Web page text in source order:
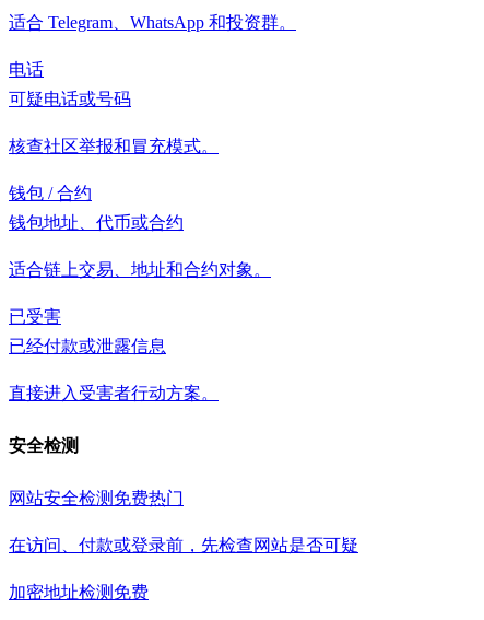
适合 Telegram、WhatsApp 和投资群。
电话
可疑电话或号码
核查社区举报和冒充模式。
钱包 / 合约
钱包地址、代币或合约
适合链上交易、地址和合约对象。
已受害
已经付款或泄露信息
直接进入受害者行动方案。
安全检测
网站安全检测 免费热门
在访问、付款或登录前，先检查网站是否可疑
加密地址检测 免费